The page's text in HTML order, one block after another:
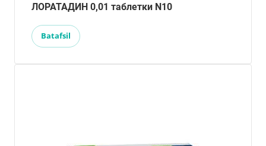
ЛОРАТАДИН 0,01 таблетки N10
Batafsil